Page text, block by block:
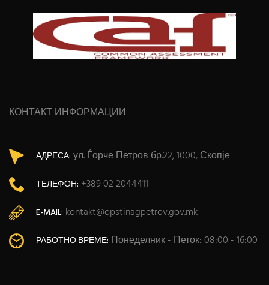
КОНТАКТ ИНФОРМАЦИИ
АДРЕСА: ул. Ѓорче Петров бр.22, 1000, Скопје
ТЕЛЕФОН: +389 02 2044411
E-MAIL: kontakt@opstinagpetrov.gov.mk
РАБОТНО ВРЕМЕ: Понеделник - Петок: 08:00 - 16:00